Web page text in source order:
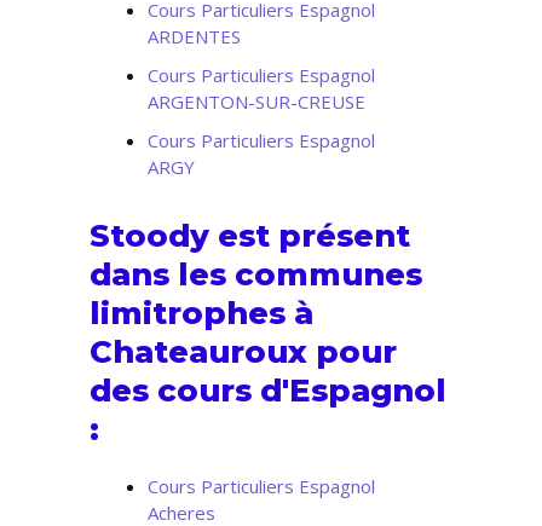
Cours Particuliers Espagnol
ARDENTES
Cours Particuliers Espagnol
ARGENTON-SUR-CREUSE
Cours Particuliers Espagnol
ARGY
Stoody est présent
dans les communes
limitrophes à
Chateauroux pour
des cours d'Espagnol
:
Cours Particuliers Espagnol
Acheres